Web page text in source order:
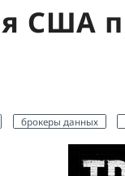
США
брокеры данных